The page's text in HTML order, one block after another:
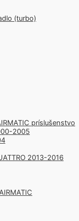
(turbo)
príslušenstvo
2005
2013-2016